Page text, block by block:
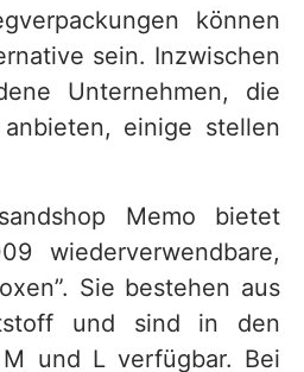
können
sein. Inzwischen
Unternehmen, die
einige stellen
Memo bietet
wiederverwendbare,
Sie bestehen aus
und sind in den
und L verfügbar. Bei